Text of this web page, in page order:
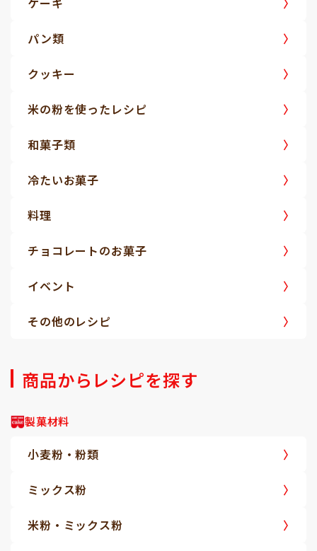
パン類
クッキー
米の粉を使ったレシピ
和菓子類
冷たいお菓子
料理
チョコレートのお菓子
イベント
その他のレシピ
商品からレシピを探す
製菓材料
小麦粉・粉類
ミックス粉
米粉・ミックス粉